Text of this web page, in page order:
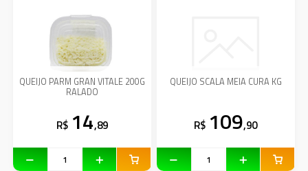
QUEIJO PARM GRAN VITALE 200G
RALADO
R$ 14,89
QUEIJO SCALA MEIA CURA KG
R$ 109,90